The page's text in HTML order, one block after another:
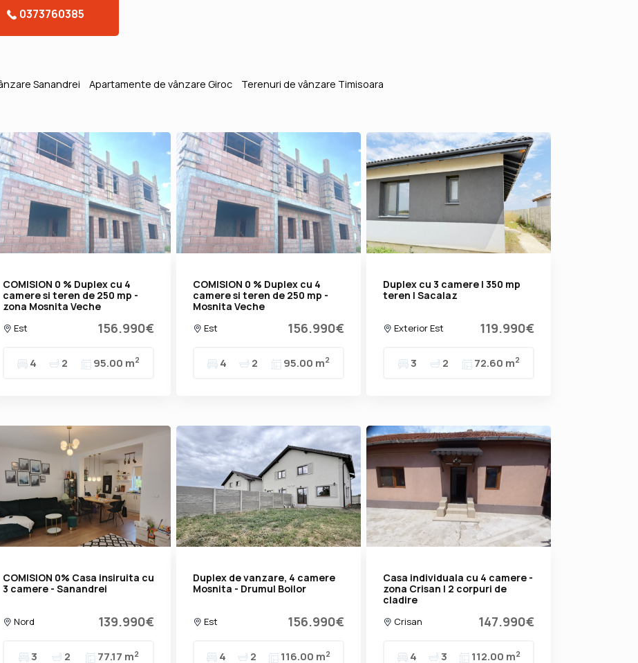
0373760385
Sanandrei Apartamente de vânzare Giroc Terenuri de vânzare Timisoara
COMISION 0 % Duplex cu 4
camere si teren de 250 mp -
zona Mosnita Veche
Est 156.990€
4 2 95.00 m2
COMISION 0 % Duplex cu 4
camere si teren de 250 mp -
Mosnita Veche
Est 156.990€
4 2 95.00 m2
Duplex cu 3 camere | 350 mp
teren | Sacalaz
Exterior Est 119.990€
3 2 72.60 m2
COMISION 0% Casa insiruita cu
3 camere - Sanandrei
Nord 139.990€
3 2 77.17 m2
Duplex de vanzare, 4 camere
Mosnita - Drumul Boilor
Est 156.990€
4 2 116.00 m2
Casa individuala cu 4 camere -
zona Crisan | 2 corpuri de
cladire
Crisan 147.990€
4 3 112.00 m2